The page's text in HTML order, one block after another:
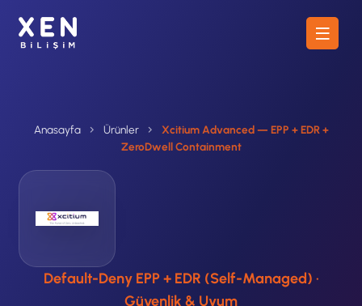
Anasayfa Ürünler
Xcitium Advanced — EPP + EDR +
ZeroDwell Containment
Default-Deny EPP + EDR (Self-Managed) ·
Güvenlik & Uyum